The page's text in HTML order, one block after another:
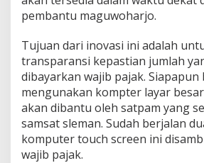
pembantu maguwoharjo.
Tujuan dari inovasi ini adalah
transparansi kepastian jumlah
dibayarkan wajib pajak. Siapapun
mengunakan kompter layar
akan dibantu oleh satpam yang
samsat sleman. Sudah berjalan
komputer touch screen ini
wajib pajak.